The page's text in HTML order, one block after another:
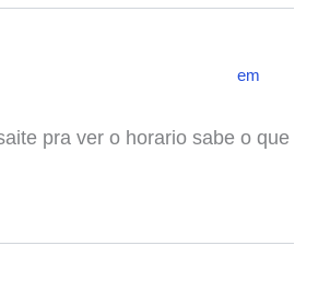
em
pra ver o horario sabe o que